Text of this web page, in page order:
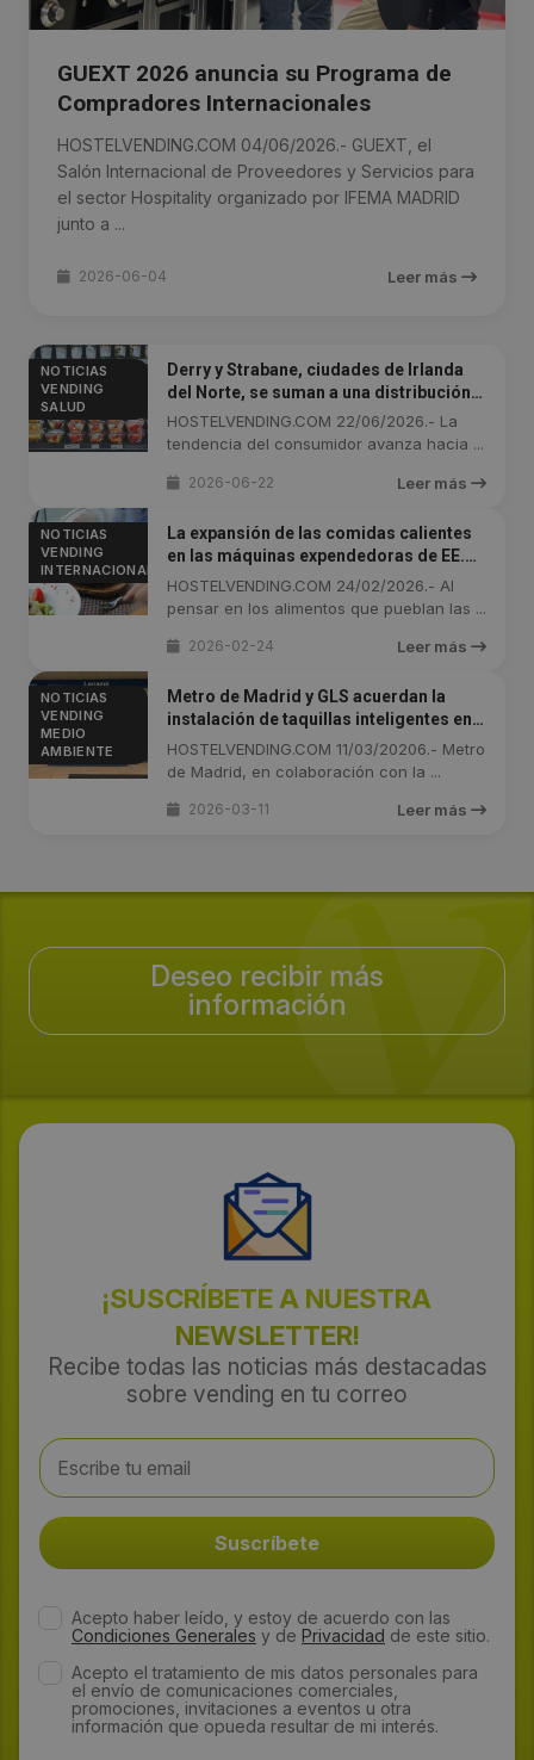
GUEXT 2026 anuncia su Programa de
Compradores Internacionales
HOSTELVENDING.COM 04/06/2026.- GUEXT, el
Salón Internacional de Proveedores y Servicios para
el sector Hospitality organizado por IFEMA MADRID
junto a ...
2026-06-04 Leer más
NOTICIAS
VENDING
SALUD
Derry y Strabane, ciudades de Irlanda
del Norte, se suman a una distribución
automática más sana
HOSTELVENDING.COM 22/06/2026.- La
tendencia del consumidor avanza hacia ...
2026-06-22 Leer más
NOTICIAS
VENDING
INTERNACIONAL
La expansión de las comidas calientes
en las máquinas expendedoras de EE.
UU. y Canadá
HOSTELVENDING.COM 24/02/2026.- Al
pensar en los alimentos que pueblan las ...
2026-02-24 Leer más
NOTICIAS
VENDING
MEDIO
AMBIENTE
Metro de Madrid y GLS acuerdan la
instalación de taquillas inteligentes en
toda la Línea 3
HOSTELVENDING.COM 11/03/20206.- Metro
de Madrid, en colaboración con la ...
2026-03-11 Leer más
Deseo recibir más
información
¡SUSCRÍBETE A NUESTRA
NEWSLETTER!
Recibe todas las noticias más destacadas
sobre vending en tu correo
Acepto haber leído, y estoy de acuerdo con las
Condiciones Generales y de Privacidad de este sitio.
Acepto el tratamiento de mis datos personales para
el envío de comunicaciones comerciales,
promociones, invitaciones a eventos u otra
información que opueda resultar de mi interés.